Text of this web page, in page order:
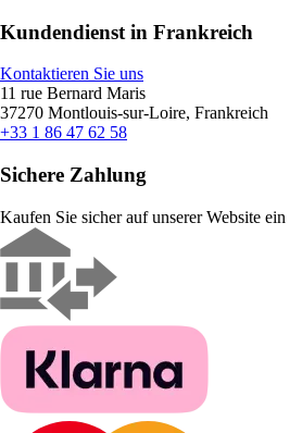
Kundendienst in Frankreich
Kontaktieren Sie uns
11 rue Bernard Maris
37270 Montlouis-sur-Loire, Frankreich
+33 1 86 47 62 58
Sichere Zahlung
Kaufen Sie sicher auf unserer Website ein